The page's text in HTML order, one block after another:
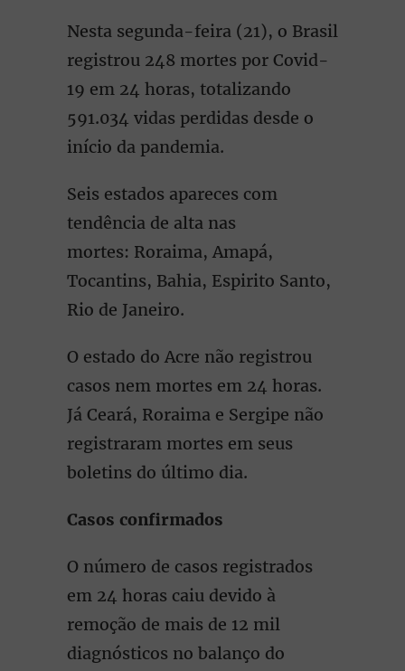
Nesta segunda-feira (21), o Brasil
registrou 248 mortes por Covid-
19 em 24 horas, totalizando
591.034 vidas perdidas desde o
início da pandemia.
Seis estados apareces com
tendência de alta nas
mortes: Roraima, Amapá,
Tocantins, Bahia, Espirito Santo,
Rio de Janeiro.
O estado do Acre não registrou
casos nem mortes em 24 horas.
Já Ceará, Roraima e Sergipe não
registraram mortes em seus
boletins do último dia.
Casos confirmados
O número de casos registrados
em 24 horas caiu devido à
remoção de mais de 12 mil
diagnósticos no balanço do